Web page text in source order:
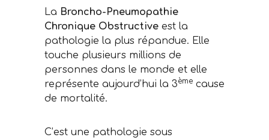
La Broncho-Pneumopathie
Chronique Obstructive est la
pathologie la plus répandue. Elle
touche plusieurs millions de
personnes dans le monde et elle
représente aujourd’hui la 3ème cause
de mortalité.
C’est une pathologie sous